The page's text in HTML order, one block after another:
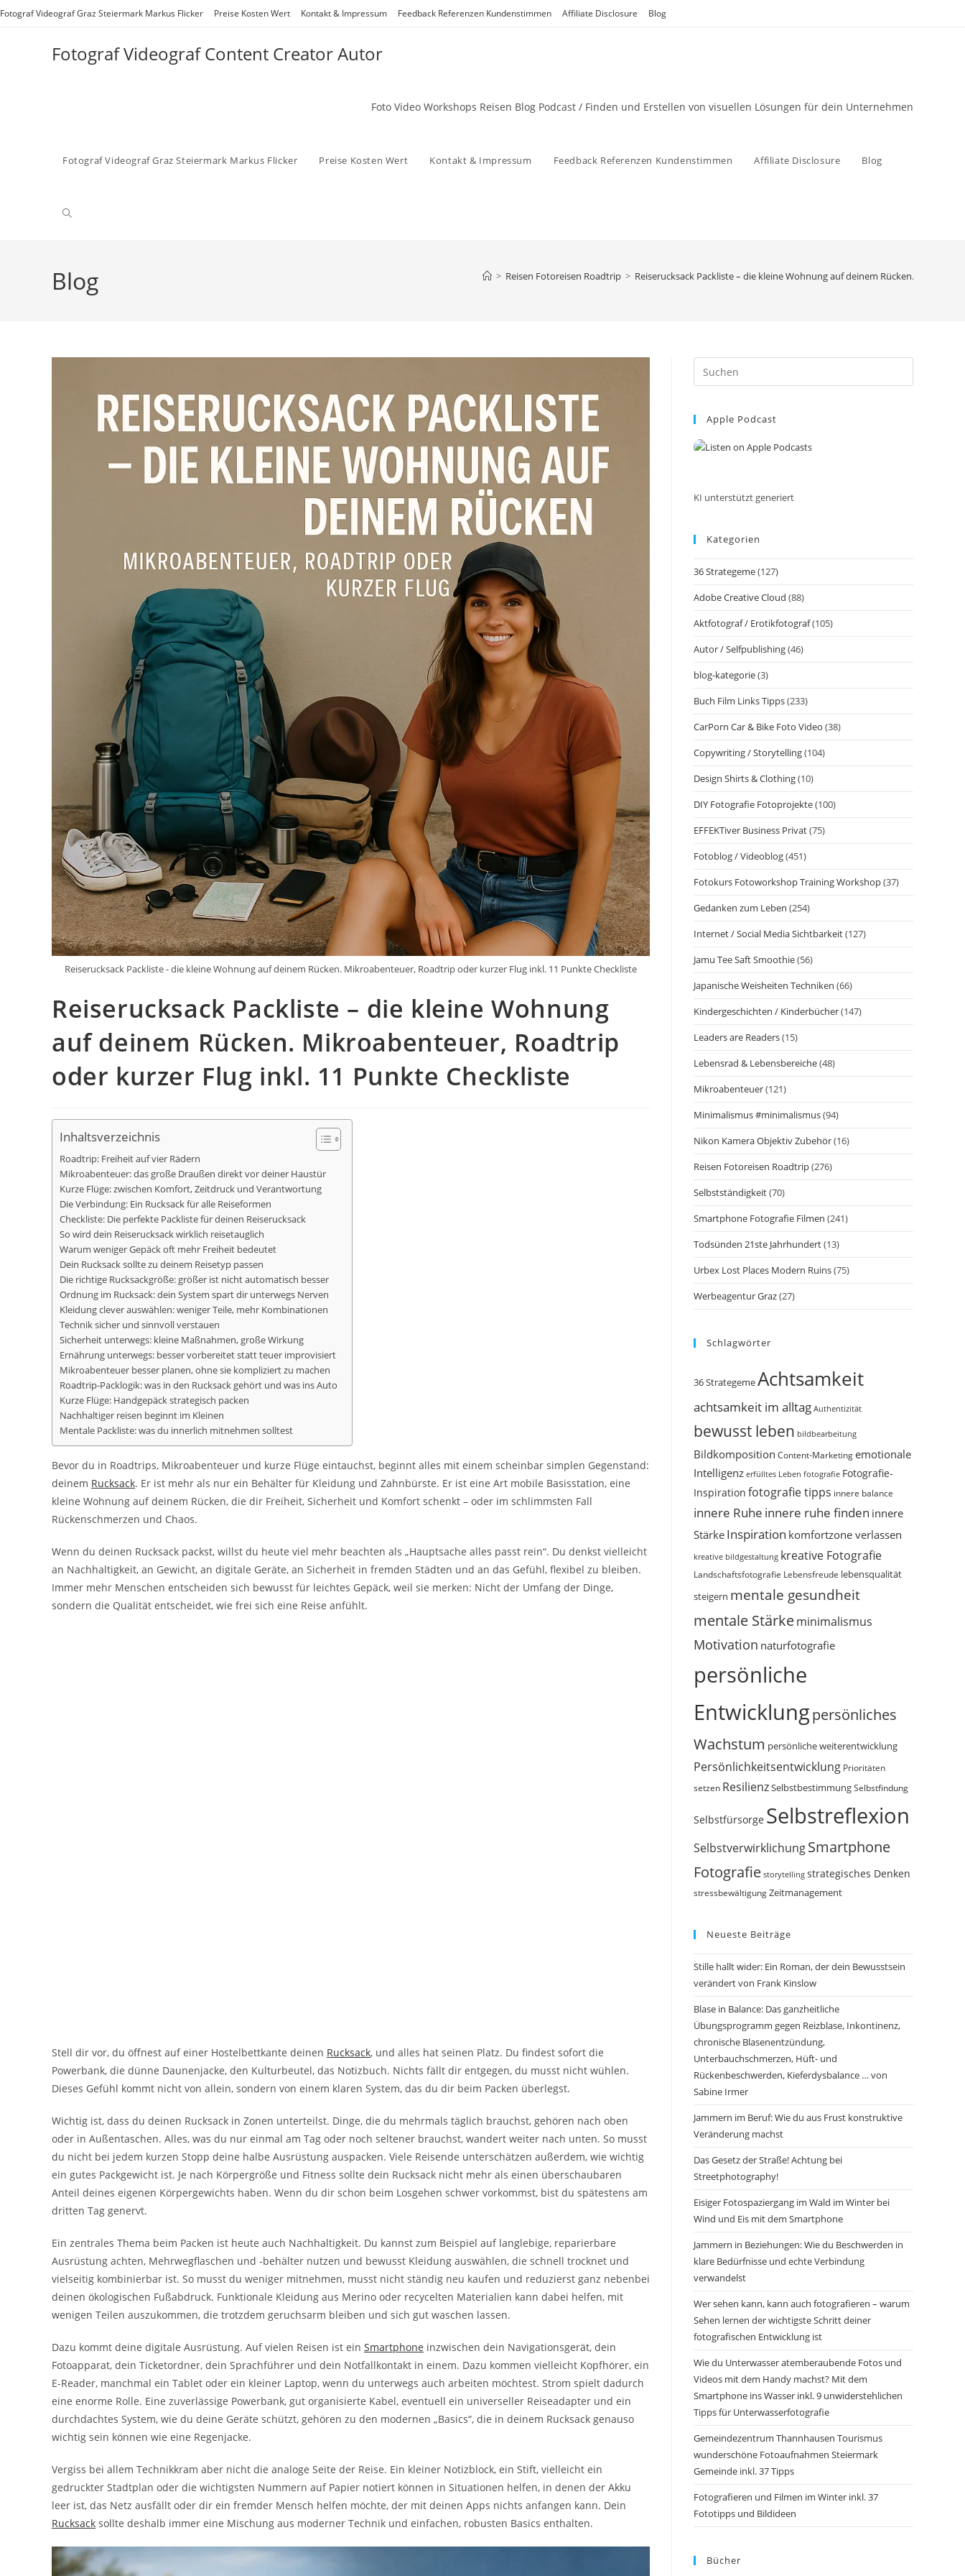
Zum
Fotograf Videograf Graz Steiermark Markus Flicker Preise Kosten Wert Kontakt & Impressum Feedback Referenzen Kundenstimmen Affiliate Disclosure Blog
Fotograf Videograf Content Creator Autor
Foto Video Workshops Reisen Blog Podcast / Finden und Erstellen von visuellen Lösungen für dein Unternehmen
Fotograf Videograf Graz Steiermark Markus Flicker Preise Kosten Wert Kontakt & Impressum Feedback Referenzen Kundenstimmen Affiliate Disclosure Blog
Website-
Blog > Reisen Fotoreisen Roadtrip > Reiserucksack Packliste – die kleine Wohnung auf deinem Rücken.
Reiserucksack Packliste - die kleine Wohnung auf deinem Rücken. Mikroabenteuer, Roadtrip oder kurzer Flug inkl. 11 Punkte Checkliste
Reiserucksack Packliste – die kleine Wohnung
auf deinem Rücken. Mikroabenteuer, Roadtrip
oder kurzer Flug inkl. 11 Punkte Checkliste
Inhaltsverzeichnis
Roadtrip: Freiheit auf vier Rädern
Mikroabenteuer: das große Draußen direkt vor deiner Haustür
Kurze Flüge: zwischen Komfort, Zeitdruck und Verantwortung
Die Verbindung: Ein Rucksack für alle Reiseformen
Checkliste: Die perfekte Packliste für deinen Reiserucksack
So wird dein Reiserucksack wirklich reisetauglich
Warum weniger Gepäck oft mehr Freiheit bedeutet
Dein Rucksack sollte zu deinem Reisetyp passen
Die richtige Rucksackgröße: größer ist nicht automatisch besser
Ordnung im Rucksack: dein System spart dir unterwegs Nerven
Kleidung clever auswählen: weniger Teile, mehr Kombinationen
Technik sicher und sinnvoll verstauen
Sicherheit unterwegs: kleine Maßnahmen, große Wirkung
Ernährung unterwegs: besser vorbereitet statt teuer improvisiert
Mikroabenteuer besser planen, ohne sie kompliziert zu machen
Roadtrip-Packlogik: was in den Rucksack gehört und was ins Auto
Kurze Flüge: Handgepäck strategisch packen
Nachhaltiger reisen beginnt im Kleinen
Mentale Packliste: was du innerlich mitnehmen solltest
Bevor du in Roadtrips, Mikroabenteuer und kurze Flüge eintauchst, beginnt alles mit einem scheinbar simplen Gegenstand:
deinem Rucksack. Er ist mehr als nur ein Behälter für Kleidung und Zahnbürste. Er ist eine Art mobile Basisstation, eine
kleine Wohnung auf deinem Rücken, die dir Freiheit, Sicherheit und Komfort schenkt – oder im schlimmsten Fall
Rückenschmerzen und Chaos.
Wenn du deinen Rucksack packst, willst du heute viel mehr beachten als „Hauptsache alles passt rein“. Du denkst vielleicht
an Nachhaltigkeit, an Gewicht, an digitale Geräte, an Sicherheit in fremden Städten und an das Gefühl, flexibel zu bleiben.
Immer mehr Menschen entscheiden sich bewusst für leichtes Gepäck, weil sie merken: Nicht der Umfang der Dinge,
sondern die Qualität entscheidet, wie frei sich eine Reise anfühlt.
Stell dir vor, du öffnest auf einer Hostelbettkante deinen Rucksack, und alles hat seinen Platz. Du findest sofort die
Powerbank, die dünne Daunenjacke, den Kulturbeutel, das Notizbuch. Nichts fällt dir entgegen, du musst nicht wühlen.
Dieses Gefühl kommt nicht von allein, sondern von einem klaren System, das du dir beim Packen überlegst.
Wichtig ist, dass du deinen Rucksack in Zonen unterteilst. Dinge, die du mehrmals täglich brauchst, gehören nach oben
oder in Außentaschen. Alles, was du nur einmal am Tag oder noch seltener brauchst, wandert weiter nach unten. So musst
du nicht bei jedem kurzen Stopp deine halbe Ausrüstung auspacken. Viele Reisende unterschätzen außerdem, wie wichtig
ein gutes Packgewicht ist. Je nach Körpergröße und Fitness sollte dein Rucksack nicht mehr als einen überschaubaren
Anteil deines eigenen Körpergewichts haben. Wenn du dir schon beim Losgehen schwer vorkommst, bist du spätestens am
dritten Tag genervt.
Ein zentrales Thema beim Packen ist heute auch Nachhaltigkeit. Du kannst zum Beispiel auf langlebige, reparierbare
Ausrüstung achten, Mehrwegflaschen und -behälter nutzen und bewusst Kleidung auswählen, die schnell trocknet und
vielseitig kombinierbar ist. So musst du weniger mitnehmen, musst nicht ständig neu kaufen und reduzierst ganz nebenbei
deinen ökologischen Fußabdruck. Funktionale Kleidung aus Merino oder recycelten Materialien kann dabei helfen, mit
wenigen Teilen auszukommen, die trotzdem geruchsarm bleiben und sich gut waschen lassen.
Dazu kommt deine digitale Ausrüstung. Auf vielen Reisen ist ein Smartphone inzwischen dein Navigationsgerät, dein
Fotoapparat, dein Ticketordner, dein Sprachführer und dein Notfallkontakt in einem. Dazu kommen vielleicht Kopfhörer, ein
E-Reader, manchmal ein Tablet oder ein kleiner Laptop, wenn du unterwegs auch arbeiten möchtest. Strom spielt dadurch
eine enorme Rolle. Eine zuverlässige Powerbank, gut organisierte Kabel, eventuell ein universeller Reiseadapter und ein
durchdachtes System, wie du deine Geräte schützt, gehören zu den modernen „Basics“, die in deinem Rucksack genauso
wichtig sein können wie eine Regenjacke.
Vergiss bei allem Technikkram aber nicht die analoge Seite der Reise. Ein kleiner Notizblock, ein Stift, vielleicht ein
gedruckter Stadtplan oder die wichtigsten Nummern auf Papier notiert können in Situationen helfen, in denen der Akku
leer ist, das Netz ausfällt oder dir ein fremder Mensch helfen möchte, der mit deinen Apps nichts anfangen kann. Dein
Rucksack sollte deshalb immer eine Mischung aus moderner Technik und einfachen, robusten Basics enthalten.
Escape
Apple Podcast
KI unterstützt generiert
Kategorien
36 Strategeme(127)
Adobe Creative Cloud (88)
Aktfotograf / Erotikfotograf(105)
Autor / Selfpublishing(46)
blog-kategorie(3)
Buch Film Links Tipps(233)
CarPorn Car & Bike Foto Video (38)
Copywriting / Storytelling(104)
Design Shirts & Clothing(10)
DIY Fotografie Fotoprojekte(100)
EFFEKTiver Business Privat(75)
Fotoblog / Videoblog(451)
Fotokurs Fotoworkshop Training Workshop(37)
Gedanken zum Leben (254)
Internet / Social Media Sichtbarkeit(127)
Jamu Tee Saft Smoothie(56)
Japanische Weisheiten Techniken (66)
Kindergeschichten / Kinderbücher(147)
Leaders are Readers(15)
Lebensrad & Lebensbereiche(48)
Mikroabenteuer(121)
Minimalismus #minimalismus(94)
Nikon Kamera Objektiv Zubehör(16)
Reisen Fotoreisen Roadtrip(276)
Selbstständigkeit(70)
Smartphone Fotografie Filmen (241)
Todsünden 21ste Jahrhundert(13)
Urbex Lost Places Modern Ruins(75)
Werbeagentur Graz(27)
Schlagwörter
36 StrategemeAchtsamkeit
achtsamkeit im alltag Authentizität
bewusst leben bildbearbeitung
Bildkomposition Content-Marketingemotionale
Intelligenz erfülltes Leben fotografie Fotografie-
Inspiration fotografie tipps innere balance
innere Ruhe innere ruhe finden innere
Stärke Inspiration komfortzone verlassen
kreative bildgestaltung kreative Fotografie
Landschaftsfotografie Lebensfreude lebensqualität
steigern mentale gesundheit
mentale Stärkeminimalismus
Motivation naturfotografie
persönliche
Entwicklungpersönliches
Wachstum persönliche weiterentwicklung
Persönlichkeitsentwicklung Prioritäten
setzen ResilienzSelbstbestimmungSelbstfindung
Selbstfürsorge Selbstreflexion
SelbstverwirklichungSmartphone
Fotografie storytelling strategisches Denken
stressbewältigung Zeitmanagement
Neueste Beiträge
Stille hallt wider: Ein Roman, der dein Bewusstsein
verändert von Frank Kinslow
Blase in Balance: Das ganzheitliche
Übungsprogramm gegen Reizblase, Inkontinenz,
chronische Blasenentzündung,
Unterbauchschmerzen, Hüft- und
Rückenbeschwerden, Kieferdysbalance … von
Sabine Irmer
Jammern im Beruf: Wie du aus Frust konstruktive
Veränderung machst
Das Gesetz der Straße! Achtung bei
Streetphotography!
Eisiger Fotospaziergang im Wald im Winter bei
Wind und Eis mit dem Smartphone
Jammern in Beziehungen: Wie du Beschwerden in
klare Bedürfnisse und echte Verbindung
verwandelst
Wer sehen kann, kann auch fotografieren – warum
Sehen lernen der wichtigste Schritt deiner
fotografischen Entwicklung ist
Wie du Unterwasser atemberaubende Fotos und
Videos mit dem Handy machst? Mit dem
Smartphone ins Wasser inkl. 9 unwiderstehlichen
Tipps für Unterwasserfotografie
Gemeindezentrum Thannhausen Tourismus
wunderschöne Fotoaufnahmen Steiermark
Gemeinde inkl. 37 Tipps
Fotografieren und Filmen im Winter inkl. 37
Fototipps und Bildideen
Bücher